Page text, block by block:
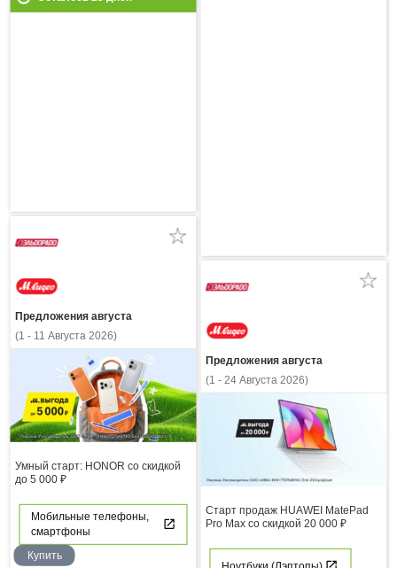
Предложения августа
(1 - 11 Августа 2026)
Умный старт: HONOR со скидкой
до 5 000 ₽
Мобильные телефоны,
смартфоны
Купить
Предложения августа
(1 - 24 Августа 2026)
Старт продаж HUAWEI MatePad
Pro Max со скидкой 20 000 ₽